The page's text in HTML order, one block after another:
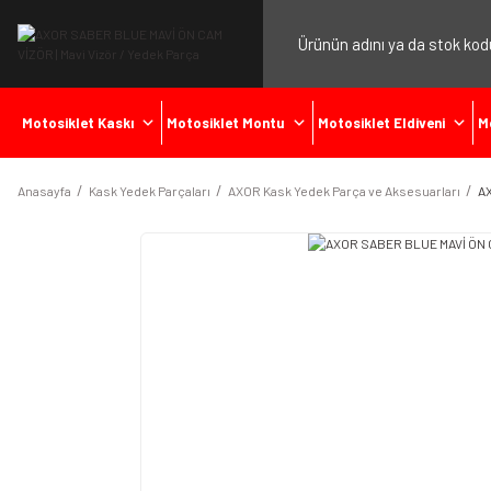
Motosiklet Kaskı Motosiklet Montu Motosiklet Eldiveni
Anasayfa Kask Yedek Parçaları AXOR Kask Yedek Parça ve Aksesuarları